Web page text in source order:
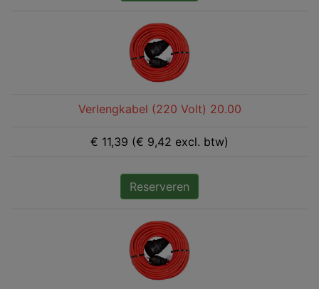
Verlengkabel (220 Volt) 20.00
€ 11,39 (€ 9,42 excl. btw)
Reserveren